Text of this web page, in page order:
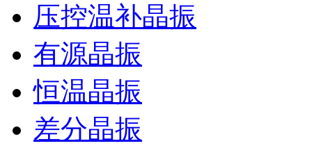
压控温补晶振
有源晶振
恒温晶振
差分晶振